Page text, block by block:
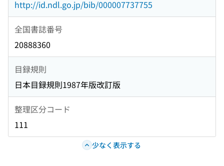
http://id.ndl.go.jp/bib/000007737755
全国書誌番号
20888360
目録規則
日本目録規則1987年版改訂版
整理区分コード
111
少なく表示する